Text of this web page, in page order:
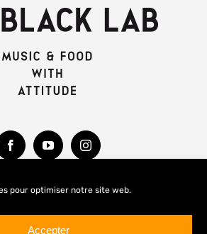
pour optimiser notre site web.
Accepter
MENTIONS LÉGALES